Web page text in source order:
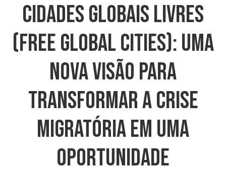
Cidades Globais Livres
(Free Global Cities): Uma
Nova Visão Para
Transformar A Crise
Migratória Em Uma
Oportunidade